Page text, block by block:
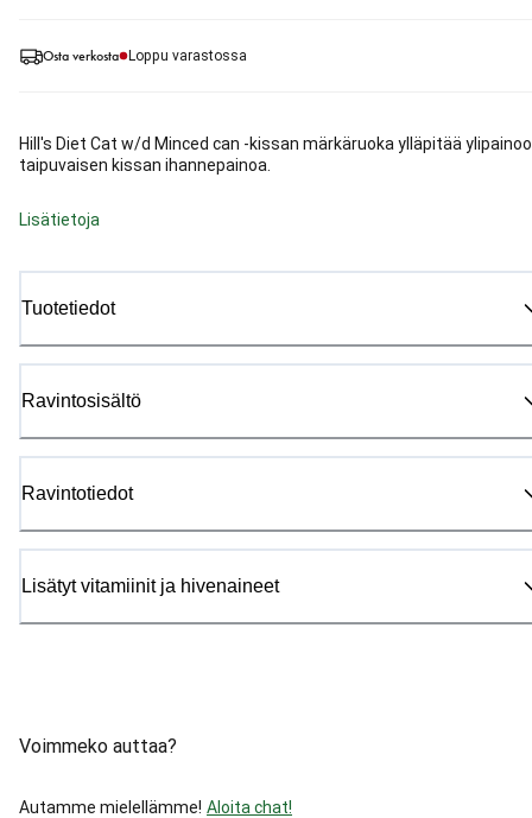
Osta verkosta Loppu varastossa
Hill's Diet Cat w/d Minced can -kissan märkäruoka ylläpitää
taipuvaisen kissan ihannepainoa.
Lisätietoja
Tuotetiedot
Ravintosisältö
Ravintotiedot
Lisätyt vitamiinit ja hivenaineet
Voimmeko auttaa?
Autamme mielellämme! Aloita chat!